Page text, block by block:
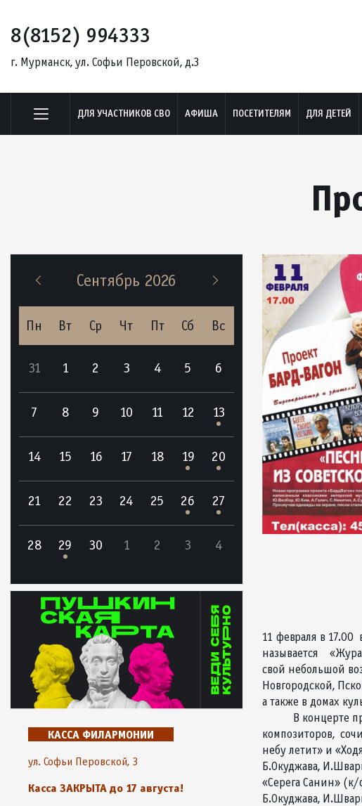
8(8152) 994333
г. Мурманск, ул. Софьи Перовской, д.3
ДЛЯ УЧАСТНИКОВ СВО АФИША ПОСЕТИТЕЛЯМ ДЛЯ ДЕТЕЙ
Сентябрь 2026
Пн Вт Ср Чт Пт Сб Вс
31 1 2 3 4 5 6
7 8 9 10 11 12 13
14 15 16 17 18 19 20
21 22 23 24 25 26 27
28 29 30 1 2 3 4
КАССА ФИЛАРМОНИИ
ул. Софьи Перовской, 3
Касса ЗАКРЫТА до 17 августа!
11 февраля в
называется
свой небольшой
Новгородской,
а также в
В концерте
небу летит» и
Б.Окуджава,
«Серега Санин»
Б.Окуджава,